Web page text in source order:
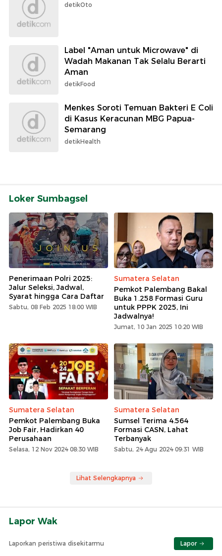
detikOto
Label "Aman untuk Microwave" di
Wadah Makanan Tak Selalu Berarti
Aman
detikFood
Menkes Soroti Temuan Bakteri E Coli
di Kasus Keracunan MBG Papua-
Semarang
detikHealth
Loker Sumbagsel
Penerimaan Polri 2025:
Jalur Seleksi, Jadwal,
Syarat hingga Cara Daftar
Sabtu, 08 Feb 2025 18:00 WIB
Sumatera Selatan
Pemkot Palembang Bakal
Buka 1.258 Formasi Guru
untuk PPPK 2025, Ini
Jadwalnya!
Jumat, 10 Jan 2025 10:20 WIB
Sumatera Selatan
Pemkot Palembang Buka
Job Fair, Hadirkan 40
Perusahaan
Selasa, 12 Nov 2024 08:30 WIB
Sumatera Selatan
Sumsel Terima 4.564
Formasi CASN, Lahat
Terbanyak
Sabtu, 24 Agu 2024 09:31 WIB
Lihat Selengkapnya
Lapor Wak
Laporkan peristiwa disekitarmu Lapor